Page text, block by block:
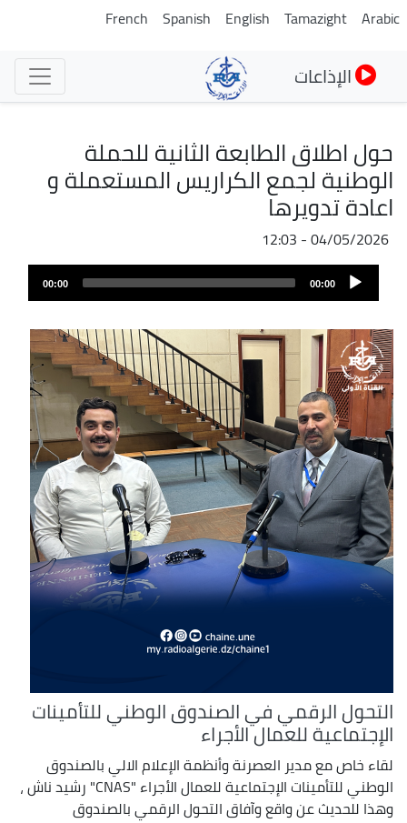
تجاوز
Arabic
Tamazight
English
Spanish
French
الإذاعات
حول اطلاق الطابعة الثانية للحملة
الوطنية لجمع الكراريس المستعملة و
اعادة تدويرها
04/05/2026 - 12:03
ملف
الصوت
Audio
Player
00:00
00:00
التحول الرقمي في الصندوق الوطني للتأمينات
الإجتماعية للعمال الأجراء
لقاء خاص مع مدير العصرنة وأنظمة الإعلام الالي بالصندوق
الوطني للتأمينات الإجتماعية للعمال الأجراء "CNAS" رشيد ناش ،
وهذا للحديث عن واقع وآفاق التحول الرقمي بالصندوق